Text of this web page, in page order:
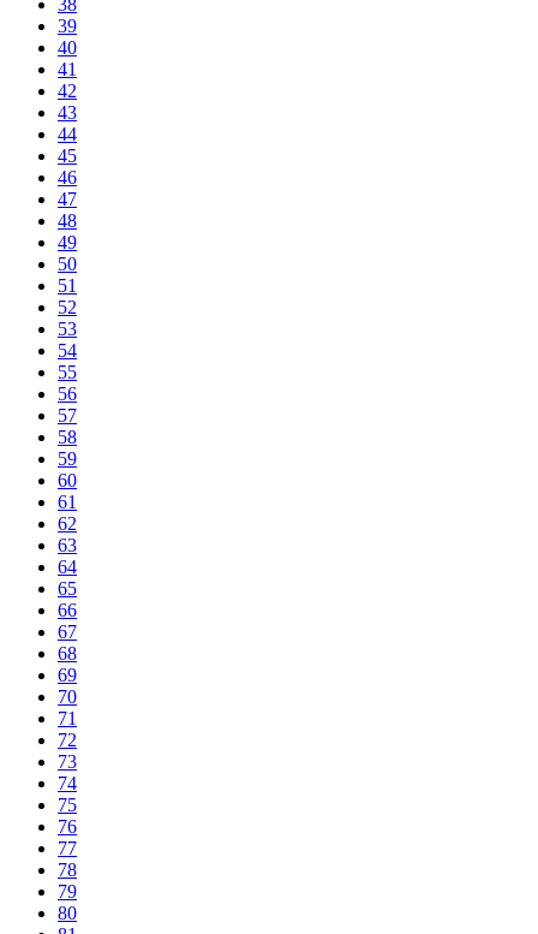
39
40
41
42
43
44
45
46
47
48
49
50
51
52
53
54
55
56
57
58
59
60
61
62
63
64
65
66
67
68
69
70
71
72
73
74
75
76
77
78
79
80